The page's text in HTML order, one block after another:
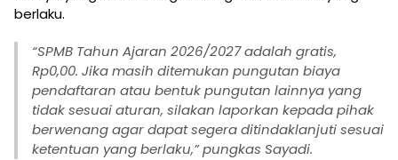
berlaku.
“SPMB Tahun Ajaran 2026/2027 adalah gratis,
Rp0,00. Jika masih ditemukan pungutan biaya
pendaftaran atau bentuk pungutan lainnya yang
tidak sesuai aturan, silakan laporkan kepada pihak
berwenang agar dapat segera ditindaklanjuti sesuai
ketentuan yang berlaku,” pungkas Sayadi.